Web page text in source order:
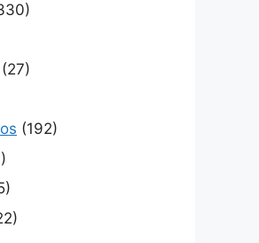
(27)
(192)